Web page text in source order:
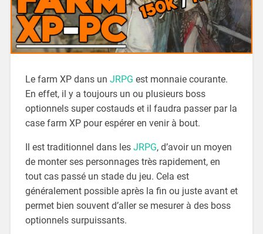
Le farm XP dans un JRPG est monnaie courante.
En effet, il y a toujours un ou plusieurs boss
optionnels super costauds et il faudra passer par la
case farm XP pour espérer en venir à bout.
Il est traditionnel dans les JRPG, d’avoir un moyen
de monter ses personnages très rapidement, en
tout cas passé un stade du jeu. Cela est
généralement possible après la fin ou juste avant et
permet bien souvent d’aller se mesurer à des boss
optionnels surpuissants.